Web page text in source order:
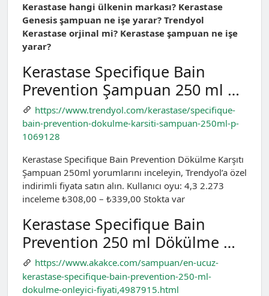
Kerastase hangi ülkenin markası? Kerastase
Genesis şampuan ne işe yarar? Trendyol
Kerastase orjinal mi? Kerastase şampuan ne işe
yarar?
Kerastase Specifique Bain
Prevention Şampuan 250 ml …
https://www.trendyol.com/kerastase/specifique-
bain-prevention-dokulme-karsiti-sampuan-250ml-p-
1069128
Kerastase Specifique Bain Prevention Dökülme Karşıtı
Şampuan 250ml yorumlarını inceleyin, Trendyol’a özel
indirimli fiyata satın alın. Kullanıcı oyu: 4,3 2.273
inceleme ₺308,00 – ₺339,00 Stokta var
Kerastase Specifique Bain
Prevention 250 ml Dökülme …
https://www.akakce.com/sampuan/en-ucuz-
kerastase-specifique-bain-prevention-250-ml-
dokulme-onleyici-fiyati,4987915.html